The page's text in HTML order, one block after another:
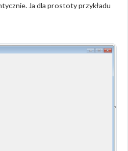
Ja dla prostoty przykładu